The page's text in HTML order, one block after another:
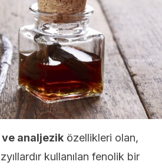
analjezik özellikleri olan,
kullanılan fenolik bir